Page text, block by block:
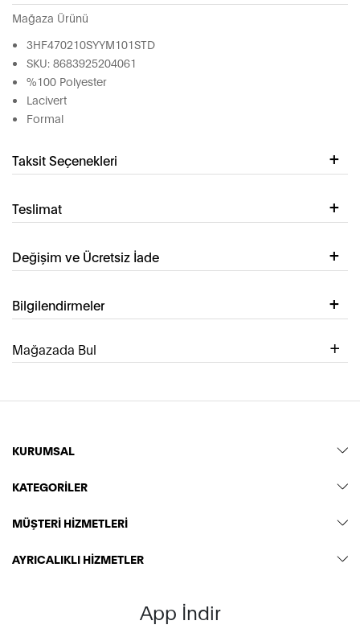
Mağaza Ürünü
3HF470210SYYM101STD
SKU: 8683925204061
%100 Polyester
Lacivert
Formal
Taksit Seçenekleri
Teslimat
Değişim ve Ücretsiz İade
Bilgilendirmeler
Mağazada Bul
KURUMSAL
KATEGORİLER
MÜŞTERİ HİZMETLERİ
AYRICALIKLI HİZMETLER
App İndir